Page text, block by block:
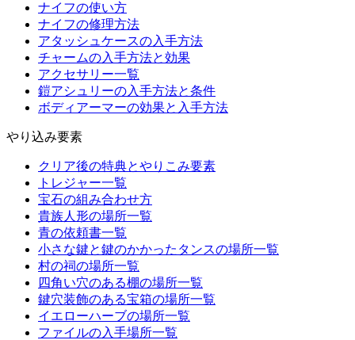
ナイフの使い方
ナイフの修理方法
アタッシュケースの入手方法
チャームの入手方法と効果
アクセサリー一覧
鎧アシュリーの入手方法と条件
ボディアーマーの効果と入手方法
やり込み要素
クリア後の特典とやりこみ要素
トレジャー一覧
宝石の組み合わせ方
貴族人形の場所一覧
青の依頼書一覧
小さな鍵と鍵のかかったタンスの場所一覧
村の祠の場所一覧
四角い穴のある棚の場所一覧
鍵穴装飾のある宝箱の場所一覧
イエローハーブの場所一覧
ファイルの入手場所一覧